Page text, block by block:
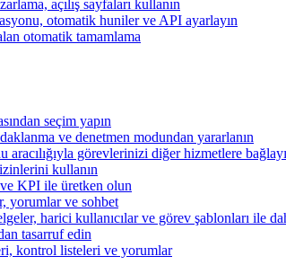
açılış sayfaları kullanın
otomatik huniler ve API ayarlayın
otomatik tamamlama
seçim yapın
ve denetmen modundan yararlanın
görevlerinizi diğer hizmetlere
kullanın
KPI ile üretken olun
yorumlar ve sohbet
harici kullanıcılar ve görev şablonları ile
tasarruf edin
kontrol listeleri ve yorumlar